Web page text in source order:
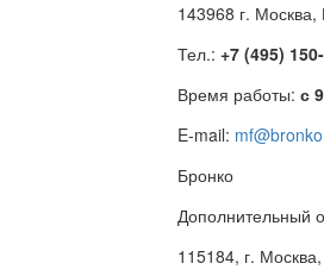
143968 г.
Тел.: +7 (495)
Время работы: с
E-mail:
Бронко
Дополнительный
115184, г.